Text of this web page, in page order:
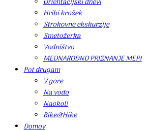
Hribi krožek
Strokovne ekskurzije
Smetožerka
Vodništvo
MEDNARODNO PRIZNANJE MEPI
Pot drugam
V gore
Na vodo
Naokoli
Bike&Hike
Domov